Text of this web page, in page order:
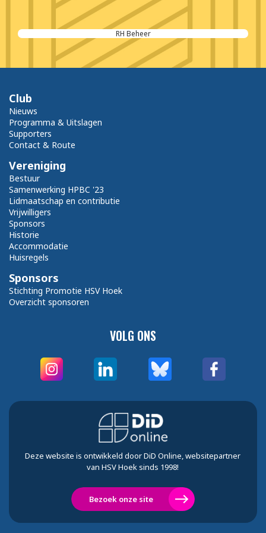
RH Beheer
VOLG ONS
Club
Nieuws
Programma & Uitslagen
Supporters
Contact & Route
Vereniging
Bestuur
Samenwerking HPBC '23
Lidmaatschap en contributie
Vrijwilligers
Sponsors
Historie
Accommodatie
Huisregels
Sponsors
Stichting Promotie HSV Hoek
Overzicht sponsoren
Deze website is ontwikkeld door DiD Online, websitepartner
van HSV Hoek sinds 1998!
Bezoek onze site